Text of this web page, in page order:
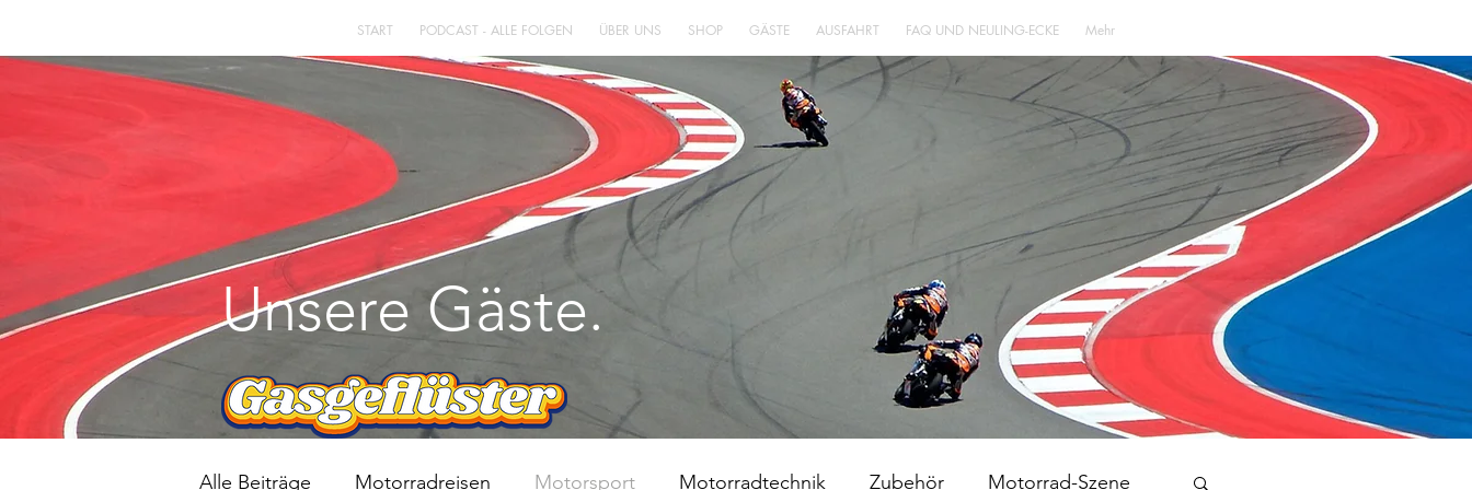
START PODCAST - ALLE FOLGEN ÜBER UNS SHOP GÄSTE AUSFAHRT FAQ UND NEULING-ECKE Mehr
LEBENSENT WÜRFE
Unsere Gäste.
Alle Beiträge Motorradreisen Motorsport Motorradtechnik Zubehör Motorrad-Szene